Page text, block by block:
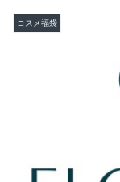
コスメ福袋